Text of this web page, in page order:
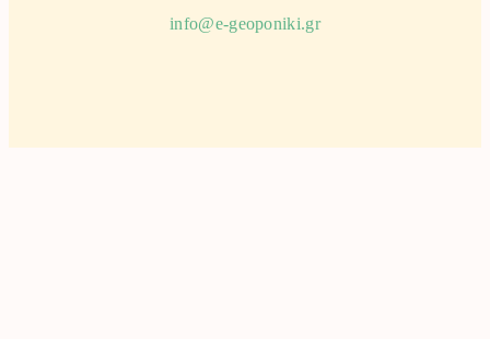
info@e-geoponiki.gr